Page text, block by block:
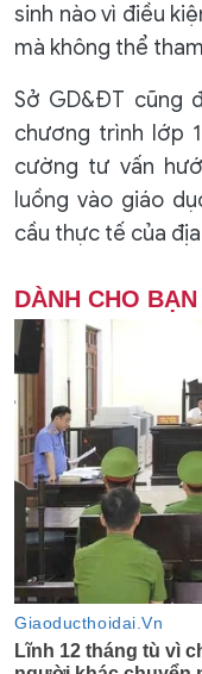
sinh nào vì điều
mà không thể
Sở GD&ĐT cũng
chương trình lớp
cường tư vấn
luồng vào giáo
cầu thực tế của